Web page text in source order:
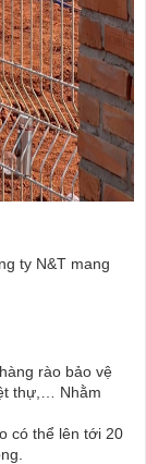
ty N&T mang
rào bảo vệ
thự,… Nhằm
có thể lên tới 20